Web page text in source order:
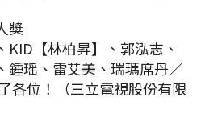
獎
KID【林柏昇】、郭泓志、
鍾瑶、雷艾美、瑞瑪席丹／
各位！（三立電視股份有限